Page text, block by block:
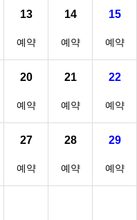
13
예약
14
예약
15
예약
20
예약
21
예약
22
예약
27
예약
28
예약
29
예약